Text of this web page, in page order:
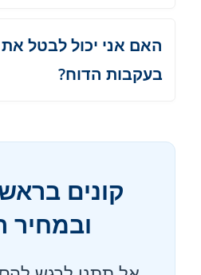
האם אני יכול לבטל
בעקבות הדוח?
קונים
ובמחיר